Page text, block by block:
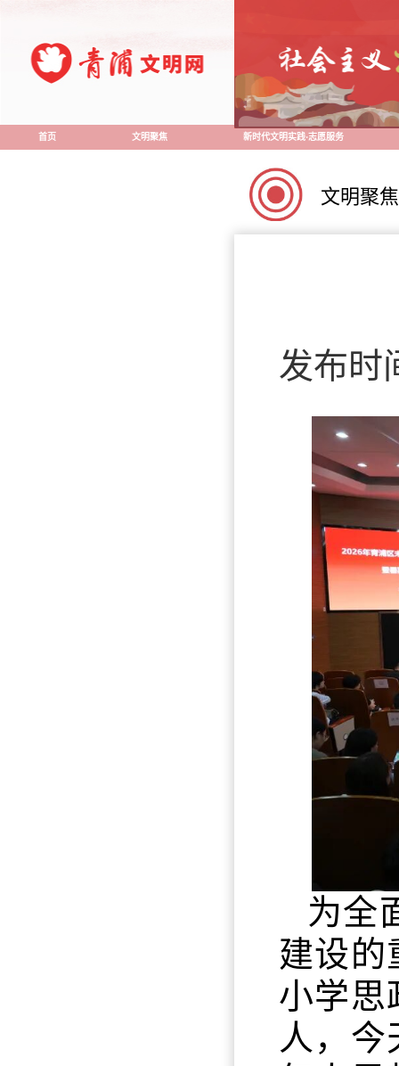
首页 文明聚焦 新时代文明实践·志愿服务
文明聚焦
发布时
为全
建设的
小学思
人，